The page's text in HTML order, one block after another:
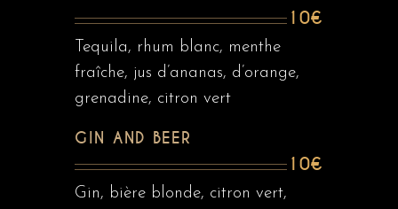
10€
Tequila, rhum blanc, menthe
fraîche, jus d’ananas, d’orange,
grenadine, citron vert
GIN AND BEER
10€
Gin, bière blonde, citron vert,